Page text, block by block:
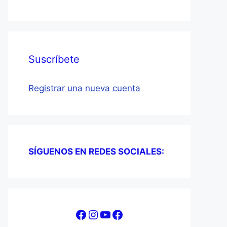
Suscríbete
Registrar una nueva cuenta
SÍGUENOS EN REDES SOCIALES:
Facebook
Instagram
YouTube
Facebook